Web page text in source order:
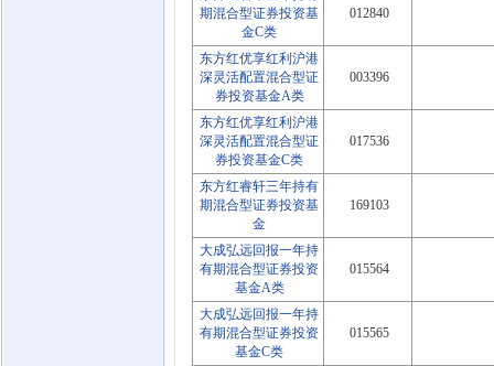
期混合型证券投资基
金C类
012840
东方红优享红利沪港
深灵活配置混合型证
券投资基金A类
003396
东方红优享红利沪港
深灵活配置混合型证
券投资基金C类
017536
东方红睿轩三年持有
期混合型证券投资基
金
169103
大成弘远回报一年持
有期混合型证券投资
基金A类
015564
大成弘远回报一年持
有期混合型证券投资
基金C类
015565